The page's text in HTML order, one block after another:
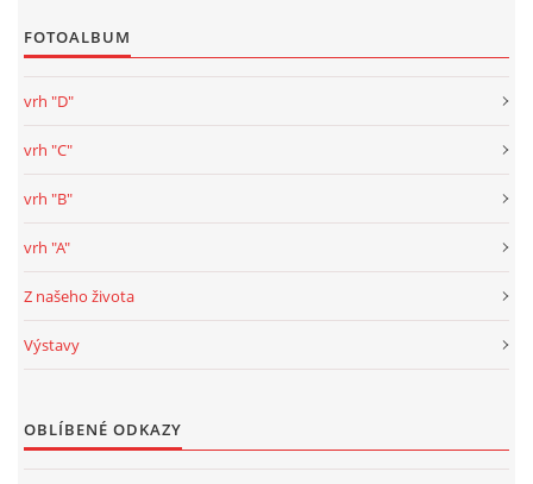
FOTOALBUM
vrh "D"
vrh "C"
vrh "B"
vrh "A"
Z našeho života
Výstavy
OBLÍBENÉ ODKAZY